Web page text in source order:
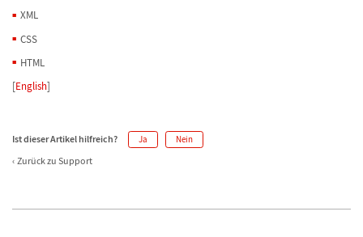
XML
CSS
HTML
[English]
Ist dieser Artikel hilfreich? Ja Nein
Zurück zu Support